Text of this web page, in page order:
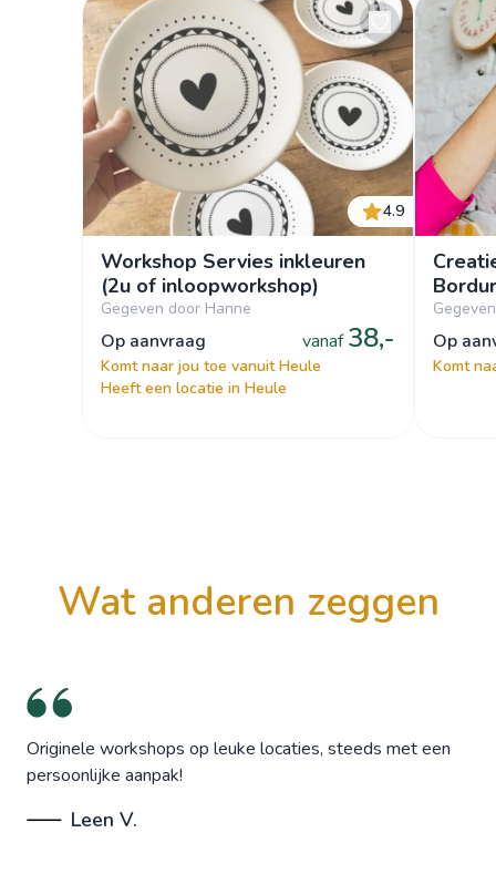
4.9
Workshop Servies inkleuren
(2u of inloopworkshop)
Gegeven door Hanne
op aanvraag vanaf 38,-
Komt naar jou toe vanuit Heule
Heeft een locatie in Heule
op
Komt
wat anderen zeggen
Originele workshops op leuke locaties, steeds met een
persoonlijke aanpak!
Leen V.